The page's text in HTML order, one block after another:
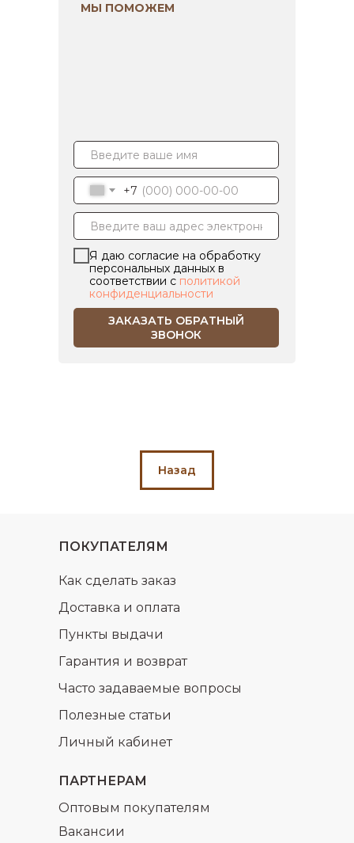
+7
Я даю согласие на обработку
персональных данных в
соответствии с политикой
конфиденциальности
ЗАКАЗАТЬ ОБРАТНЫЙ
ЗВОНОК
МЫ ПОМОЖЕМ
Назад
ПАРТНЕРАМ
Оптовым покупателям
Вакансии
ПОКУПАТЕЛЯМ
Доставка и оплата
Часто задаваемые вопросы
Гарантия и возврат
Полезные статьи
Пункты выдачи
Как сделать заказ
Личный кабинет